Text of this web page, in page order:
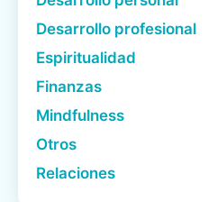
Desarrollo profesional
Espiritualidad
Finanzas
Mindfulness
Otros
Relaciones